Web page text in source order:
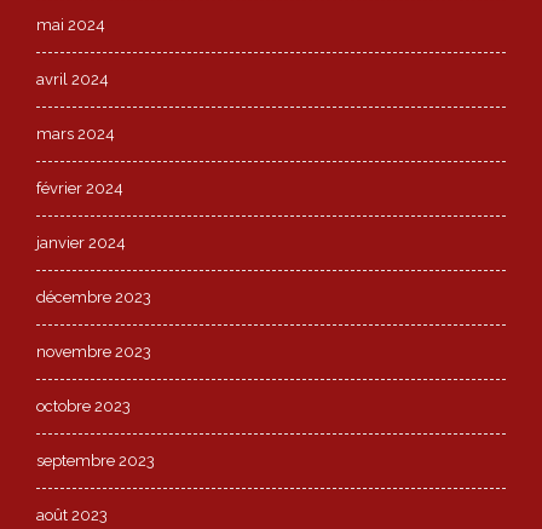
mai 2024
avril 2024
mars 2024
février 2024
janvier 2024
décembre 2023
novembre 2023
octobre 2023
septembre 2023
août 2023